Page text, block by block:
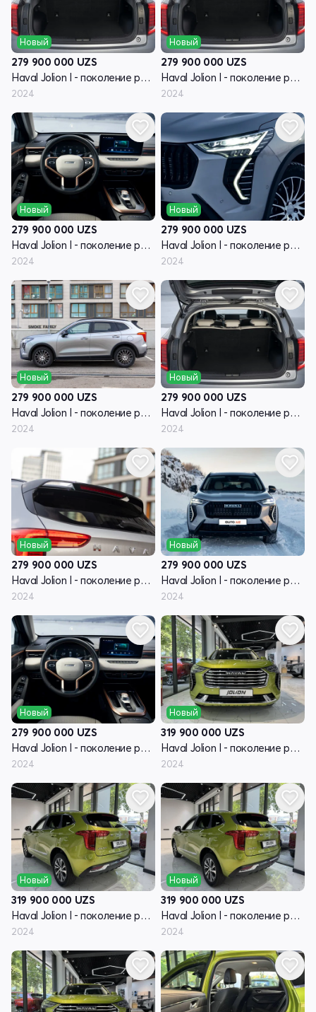
Новый
279 900 000 UZS
Haval Jolion I - поколение рестайлинг
2024
Новый
279 900 000 UZS
Haval Jolion I - поколение рестайлинг
2024
Новый
279 900 000 UZS
Haval Jolion I - поколение рестайлинг
2024
Новый
279 900 000 UZS
Haval Jolion I - поколение рестайлинг
2024
Новый
279 900 000 UZS
Haval Jolion I - поколение рестайлинг
2024
Новый
279 900 000 UZS
Haval Jolion I - поколение рестайлинг
2024
Новый
279 900 000 UZS
Haval Jolion I - поколение рестайлинг
2024
Новый
279 900 000 UZS
Haval Jolion I - поколение рестайлинг
2024
Новый
279 900 000 UZS
Haval Jolion I - поколение рестайлинг
2024
Новый
319 900 000 UZS
Haval Jolion I - поколение рестайлинг
2024
Новый
319 900 000 UZS
Haval Jolion I - поколение рестайлинг
2024
Новый
319 900 000 UZS
Haval Jolion I - поколение рестайлинг
2024